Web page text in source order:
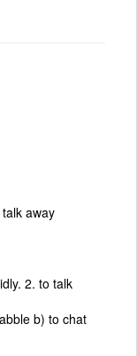
talk away
2. to talk
b) to chat